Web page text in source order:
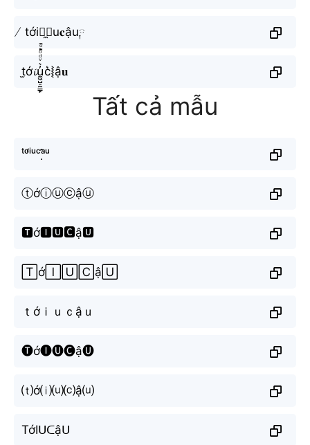
̸ tới༙̼⧽u𝐜ậu༙
t̫ớ𝓲u̼͖̺̠̰͇̙̓͛ͮͩͦ̎ͦ̑ͅc͛⦚ậ𝐮
Tất cả mẫu
ᵗᵒ̛́ⁱᵘᶜᵃ̣̂ᵘ
ⓣớⓘⓤⓒậⓤ
🆃ớ🅸🆄🅲ậ🆄
🅃ớ🄸🅄🄲ậ🅄
ｔớｉｕｃậｕ
🅣ớ🅘🅤🅒ậ🅤
⒯ớ⒤⒰⒞ậ⒰
TớIᑌᑕậᑌ